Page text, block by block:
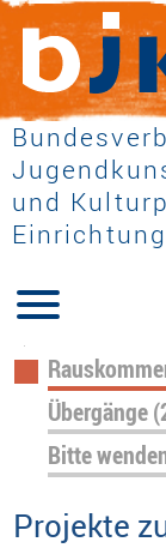
und
Navigation
überspringen
Übergänge
Bitte
Projekte